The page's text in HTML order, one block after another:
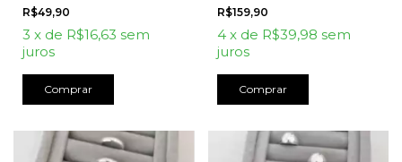
R$49,90
3 x de R$16,63 sem
juros
R$159,90
4 x de R$39,98 sem
juros
Comprar